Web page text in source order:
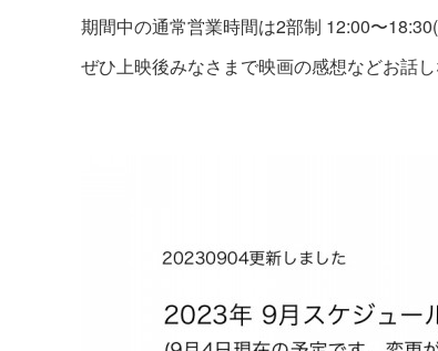
期間中の通常営業時間は2部制 12:00〜
ぜひ上映後みなさまで映画の感想などお話